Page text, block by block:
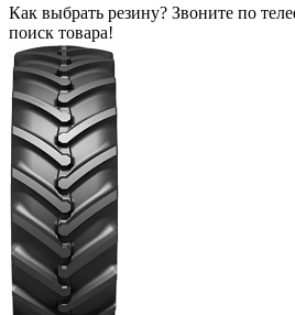
Как выбрать резину? Звоните по
поиск товара!